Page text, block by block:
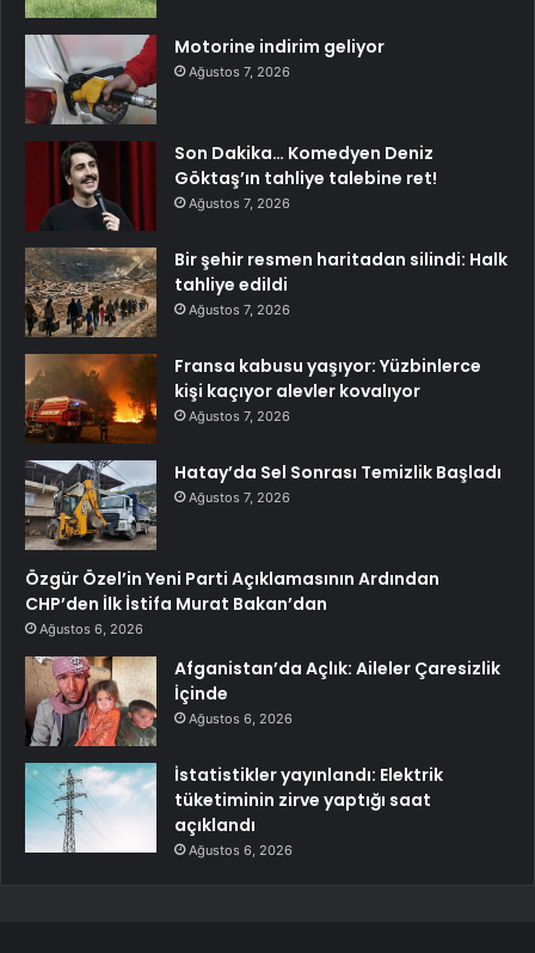
Motorine indirim geliyor
Ağustos 7, 2026
Son Dakika… Komedyen Deniz
Göktaş’ın tahliye talebine ret!
Ağustos 7, 2026
Bir şehir resmen haritadan silindi: Halk
tahliye edildi
Ağustos 7, 2026
Fransa kabusu yaşıyor: Yüzbinlerce
kişi kaçıyor alevler kovalıyor
Ağustos 7, 2026
Hatay’da Sel Sonrası Temizlik Başladı
Ağustos 7, 2026
Özgür Özel’in Yeni Parti Açıklamasının Ardından
CHP’den İlk İstifa Murat Bakan’dan
Ağustos 6, 2026
Afganistan’da Açlık: Aileler Çaresizlik
İçinde
Ağustos 6, 2026
İstatistikler yayınlandı: Elektrik
tüketiminin zirve yaptığı saat
açıklandı
Ağustos 6, 2026